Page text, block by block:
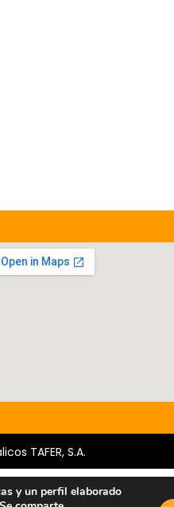
TAFER, S.A.
y un perfil elaborado